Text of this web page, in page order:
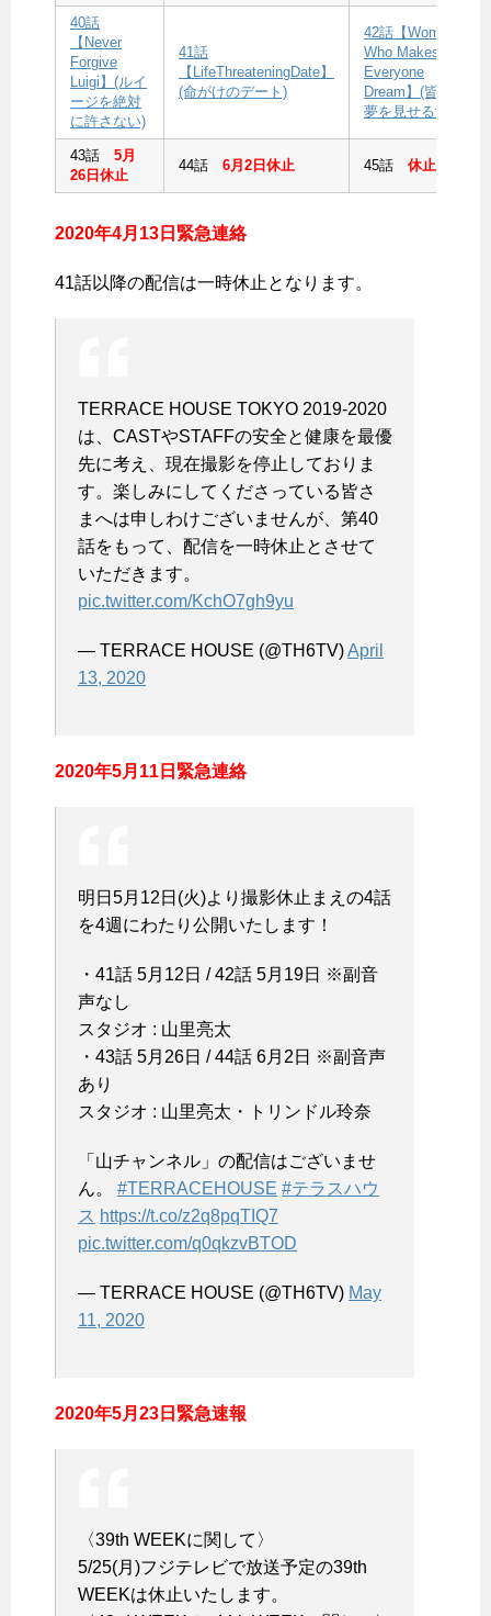
40話
【Never
Forgive
Luigi】(ルイ
ージを絶対
に許さない)
41話
【LifeThreateningDate】
(命がけのデート)
42話【Woman
Who Makes
Everyone
Dream】(皆に
夢を見せる女)
43話 5月
26日休止
44話 6月2日休止 45話 休止
2020年4月13日緊急連絡
41話以降の配信は一時休止となります。
TERRACE HOUSE TOKYO 2019-2020
は、CASTやSTAFFの安全と健康を最優
先に考え、現在撮影を停止しておりま
す。楽しみにしてくださっている皆さ
まへは申しわけございませんが、第40
話をもって、配信を一時休止とさせて
いただきます。
pic.twitter.com/KchO7gh9yu
— TERRACE HOUSE (@TH6TV)April
13, 2020
2020年5月11日緊急連絡
明日5月12日(火)より撮影休止まえの4話
を4週にわたり公開いたします！
・41話 5月12日 / 42話 5月19日 ※副音
声なし
スタジオ : 山里亮太
・43話 5月26日 / 44話 6月2日 ※副音声
あり
スタジオ : 山里亮太・トリンドル玲奈
「山チャンネル」の配信はございませ
ん。 #TERRACEHOUSE #テラスハウ
ス https://t.co/z2q8pqTIQ7
pic.twitter.com/q0qkzvBTOD
— TERRACE HOUSE (@TH6TV) May
11, 2020
2020年5月23日緊急速報
〈39th WEEKに関して〉
5/25(月)フジテレビで放送予定の39th
WEEKは休止いたします。